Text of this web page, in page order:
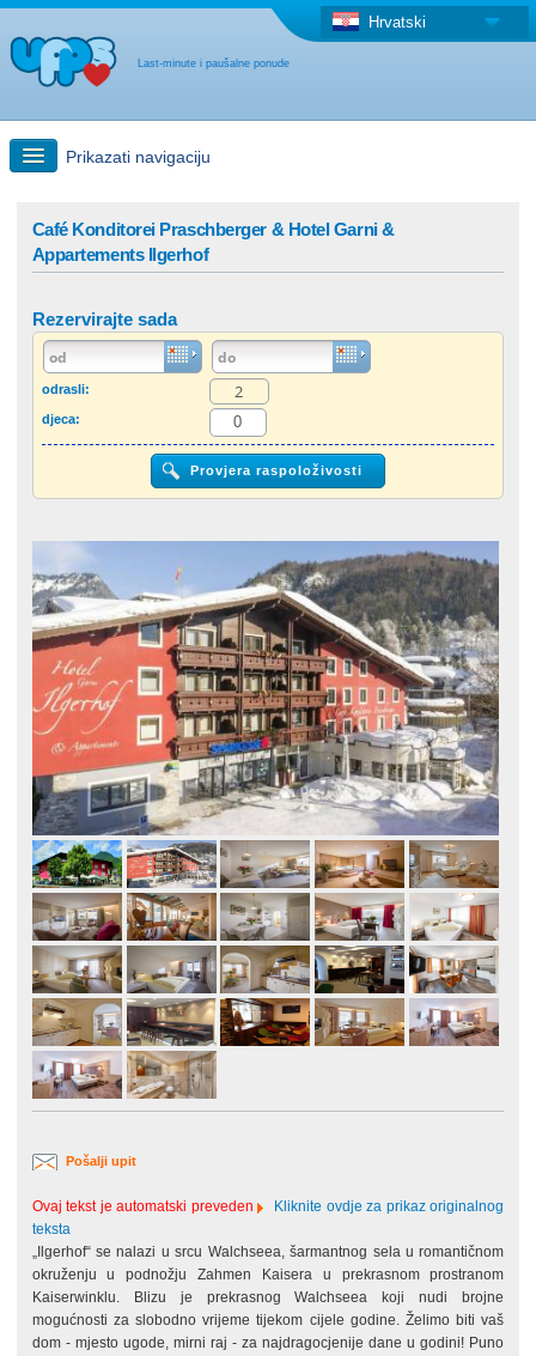
Last-minute i paušalne ponude
Hrvatski
Prikazati navigaciju
"Last Minute"ponuda + Paušalna ponuda
Druga država
Café Konditorei Praschberger & Hotel Garni &
Appartements Ilgerhof
Rezervirajte sada
odrasli:
djeca:
Pošalji upit
Ovaj tekst je automatski preveden
Kliknite ovdje za prikaz originalnog
teksta
„Ilgerhof“ se nalazi u srcu Walchseea, šarmantnog sela u romantičnom
okruženju u podnožju Zahmen Kaisera u prekrasnom prostranom
Kaiserwinklu. Blizu je prekrasnog Walchseea koji nudi brojne
mogućnosti za slobodno vrijeme tijekom cijele godine. Želimo biti vaš
dom - mjesto ugode, mirni raj - za najdragocjenije dane u godini! Puno